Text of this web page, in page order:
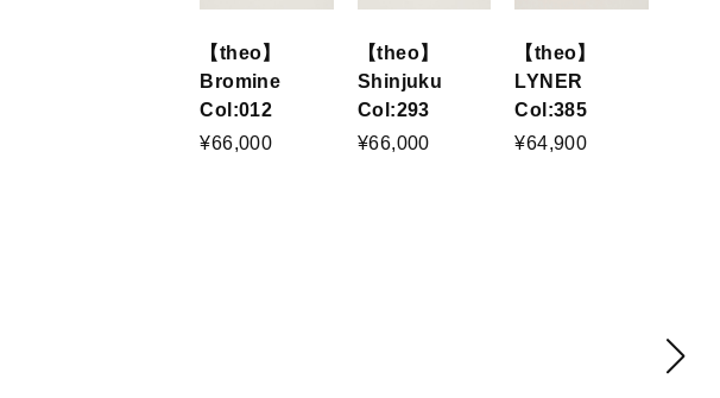
【theo】
Bromine
Col:012
¥66,000
【theo】
Shinjuku
Col:293
¥66,000
【theo】
LYNER
Col:385
¥64,900